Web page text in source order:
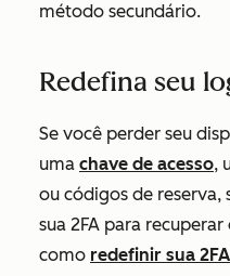
método secundário.
Redefina seu
Se você perder seu
uma chave de acesso,
ou códigos de reserva,
sua 2FA para
como redefinir sua